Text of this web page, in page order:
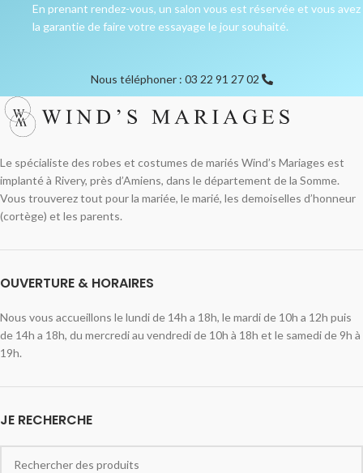
En prenant rendez-vous, un salon vous est réservée et vous avez
la garantie de faire votre essayage le jour souhaité.
Nous téléphoner : 03 22 91 27 02
Le spécialiste des robes et costumes de mariés Wind’s Mariages est
implanté à Rivery, près d’Amiens, dans le département de la Somme.
Vous trouverez tout pour la mariée, le marié, les demoiselles d’honneur
(cortège) et les parents.
OUVERTURE & HORAIRES
Nous vous accueillons le lundi de 14h a 18h, le mardi de 10h a 12h puis
de 14h a 18h, du mercredi au vendredi de 10h à 18h et le samedi de 9h à
19h.
JE RECHERCHE